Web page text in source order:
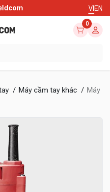
VIEN
0
Máy cầm tay khác
Máy